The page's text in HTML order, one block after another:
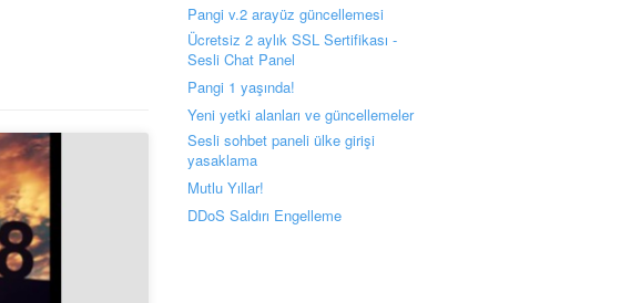
Pangi v.2 arayüz güncellemesi
Ücretsiz 2 aylık SSL Sertifikası -
Sesli Chat Panel
Pangi 1 yaşında!
Yeni yetki alanları ve güncellemeler
Sesli sohbet paneli ülke girişi
yasaklama
Mutlu Yıllar!
DDoS Saldırı Engelleme